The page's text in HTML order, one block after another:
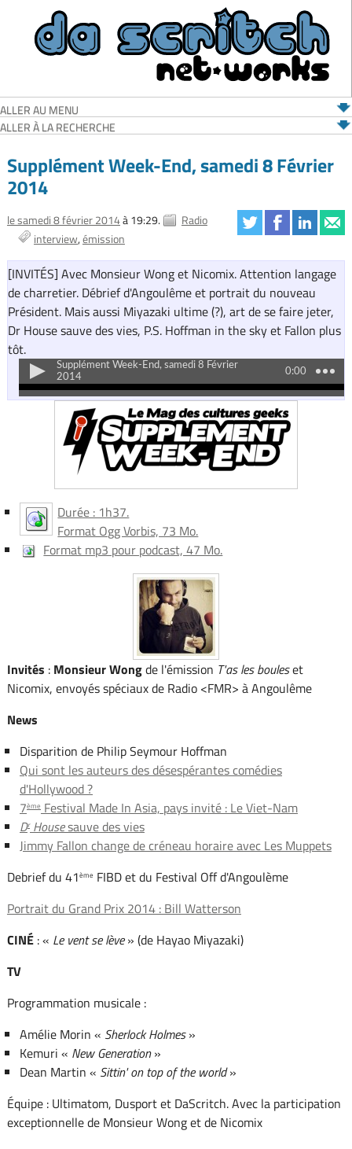
ALLER AU MENU
ALLER À LA RECHERCHE
Supplément Week-End, samedi 8 Février
2014
le samedi 8 février 2014à 19:29.
Radio
interview émission
[INVITÉS] Avec Monsieur Wong et Nicomix. Attention langage
de charretier. Débrief d'Angoulême et portrait du nouveau
Président. Mais aussi Miyazaki ultime (?), art de se faire jeter,
Dr House sauve des vies, P.S. Hoffman in the sky et Fallon plus
tôt.
Durée : 1h37.
Format Ogg Vorbis, 73 Mo.
Format mp3 pour podcast, 47 Mo.
Invités : Monsieur Wongde l'émission T'as les bouleset
Nicomix, envoyés spéciaux de Radio <FMR> à Angoulême
News
Disparition de Philip Seymour Hoffman
Qui sont les auteurs des désespérantes comédies
d'Hollywood ?
7èmeFestival Made In Asia, pays invité : Le Viet-Nam
DrHousesauve des vies
Jimmy Fallon change de créneau horaire avec Les Muppets
Debrief du 41èmeFIBD et du Festival Off d'Angoulème
Portrait du Grand Prix 2014 : Bill Watterson
CINÉ: « Le vent se lève» (de Hayao Miyazaki)
TV
Programmation musicale :
Amélie Morin « Sherlock Holmes»
Kemuri « New Generation»
Dean Martin « Sittin' on top of the world»
Équipe : Ultimatom, Dusport et DaScritch. Avec la participation
exceptionnelle de Monsieur Wong et de Nicomix